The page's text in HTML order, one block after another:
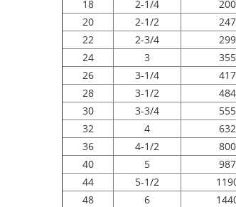
18
2-1/4 200
20
2-1/2 247
22
2-3/4 299
24
3 355
26
3-1/4 417
28
3-1/2 484
30
3-3/4 555
32
4 632
36
4-1/2 800
40
5 987
44
5-1/2
48
6